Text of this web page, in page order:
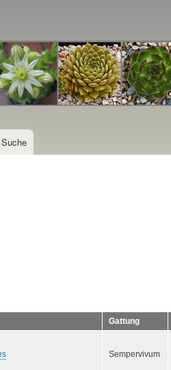
Inhalt
Suche
Gattung
Sempervivum